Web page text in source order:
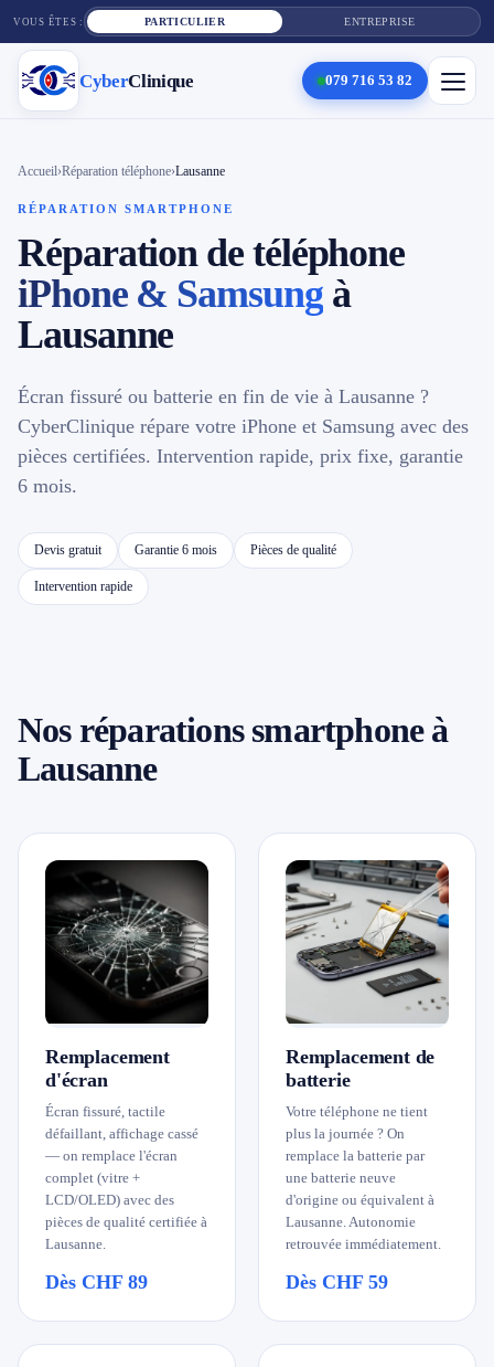
VOUS ÊTES : PARTICULIER ENTREPRISE
CyberClinique 079 716 53 82
Cyber Clinique
Services
Réparation téléphone
Tarifs
Blog
Contact
📱 Réparation téléphone par marque
Gros-de-Vaud
Broye
Jura & Plateau 4
Hors zone 2
→ Toutes les zones d'intervention (21 villes)
079 716 53 82
Accueil›Réparation téléphone›Lausanne
RÉPARATION SMARTPHONE
Réparation de téléphone
iPhone & Samsungà
Lausanne
Écran fissuré ou batterie en fin de vie à Lausanne ?
CyberClinique répare votre iPhone et Samsung avec des
pièces certifiées. Intervention rapide, prix fixe, garantie
6 mois.
Devis gratuit Garantie 6 mois Pièces de qualité
Intervention rapide
Nos réparations smartphone à
Lausanne
Remplacement
d'écran
Écran fissuré, tactile
défaillant, affichage cassé
— on remplace l'écran
complet (vitre +
LCD/OLED) avec des
pièces de qualité certifiée à
Lausanne.
Dès CHF 89
Remplacement de
batterie
Votre téléphone ne tient
plus la journée ? On
remplace la batterie par
une batterie neuve
d'origine ou équivalent à
Lausanne. Autonomie
retrouvée immédiatement.
Dès CHF 59